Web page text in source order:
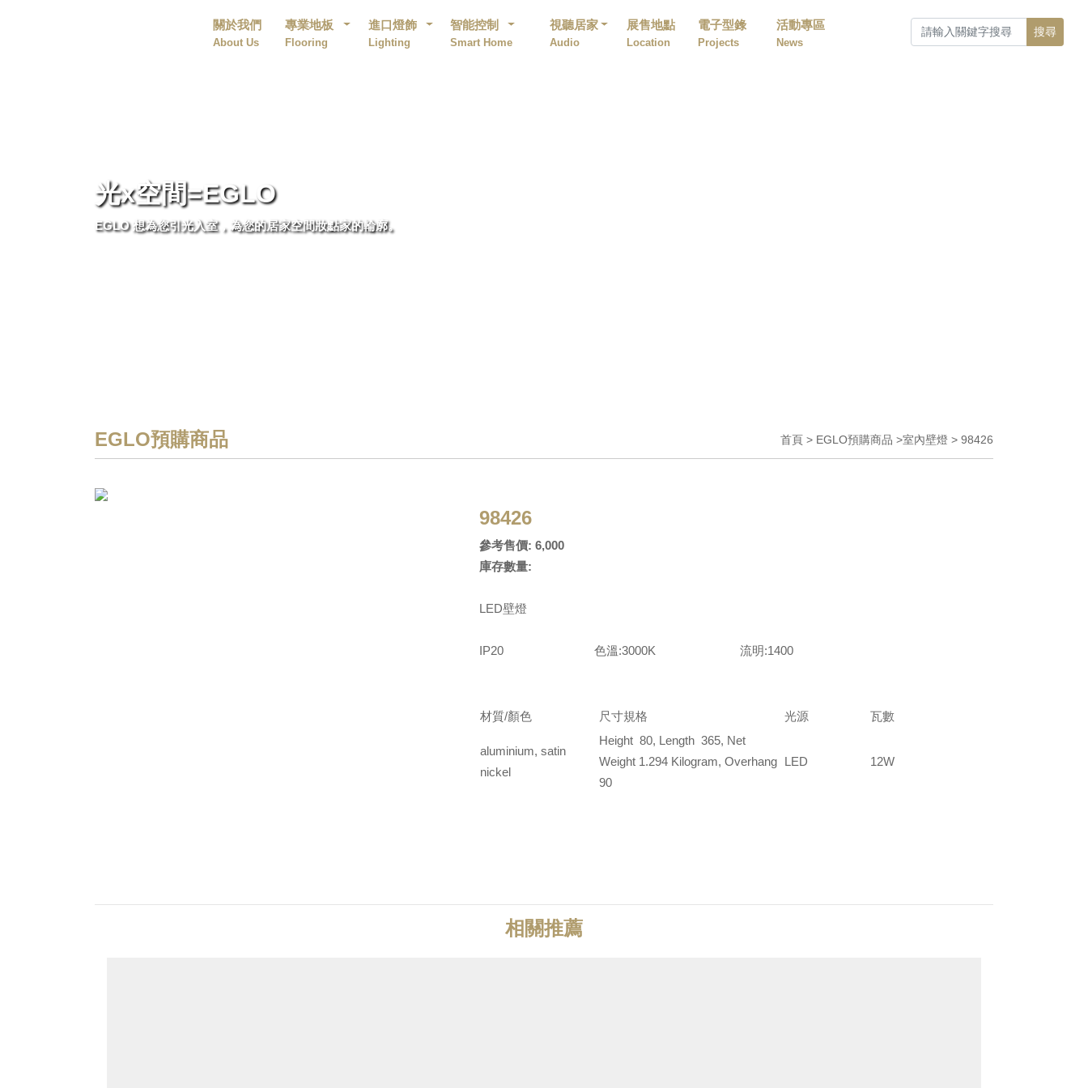
關於我們
About Us
專業地板
Flooring
進口燈飾
Lighting
智能控制
Smart Home
視聽居家
Audio
展售地點
Location
電子型錄
Projects
活動專區
News
搜尋
光x空間=EGLO
EGLO 想為您引光入室，為您的居家空間妝點家的輪廓。
EGLO預購商品 首頁 > EGLO預購商品 >室內壁燈 > 98426
98426
參考售價: 6,000
庫存數量:
LED壁燈
IP20 色溫:3000K 流明:1400
材質/顏色 尺寸規格 光源 瓦數
aluminium, satin
nickel
Height 80, Length 365, Net
Weight 1.294 Kilogram, Overhang
90
LED 12W
相關推薦